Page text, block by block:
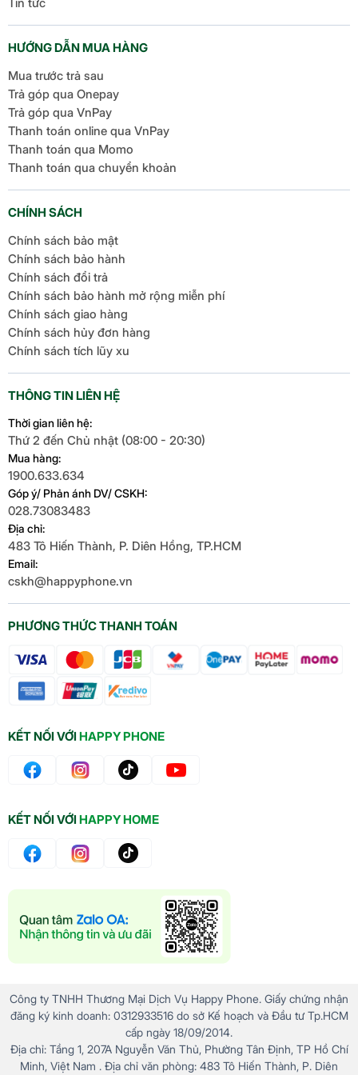
Tin tức
HƯỚNG DẪN MUA HÀNG
Mua trước trả sau
Trả góp qua Onepay
Trả góp qua VnPay
Thanh toán online qua VnPay
Thanh toán qua Momo
Thanh toán qua chuyển khoản
PHƯƠNG THỨC THANH TOÁN
KẾT NỐI VỚIHAPPY PHONE
CHÍNH SÁCH
Chính sách bảo mật
Chính sách bảo hành
Chính sách đổi trả
Chính sách bảo hành mở rộng miễn phí
Chính sách giao hàng
Chính sách hủy đơn hàng
Chính sách tích lũy xu
THÔNG TIN LIÊN HỆ
Thời gian liên hệ:
Thứ 2 đến Chủ nhật (08:00 - 20:30)
Mua hàng:
1900.633.634
Góp ý/ Phản ánh DV/ CSKH:
028.73083483
Địa chỉ:
483 Tô Hiến Thành, P. Diên Hồng, TP.HCM
Email:
cskh@happyphone.vn
KẾT NỐI VỚIHAPPY HOME
Công ty TNHH Thương Mại Dịch Vụ Happy Phone. Giấy chứng nhận
đăng ký kinh doanh: 0312933516 do sở Kế hoạch và Đầu tư Tp.HCM
cấp ngày 18/09/2014.
Địa chỉ: Tầng 1, 207A Nguyễn Văn Thủ, Phường Tân Định, TP Hồ Chí
Minh, Việt Nam . Địa chỉ văn phòng: 483 Tô Hiến Thành, P. Diên